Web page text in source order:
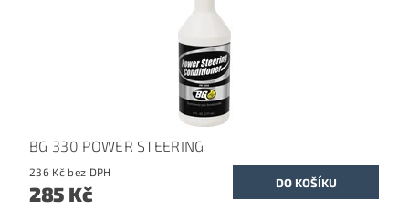
BG 330 POWER STEERING
236 Kč bez DPH
285 Kč